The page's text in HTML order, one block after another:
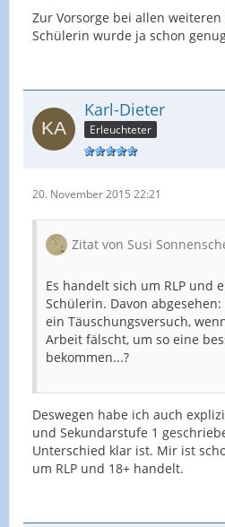
Zur Vorsorge bei allen
Schülerin wurde ja schon
Karl-Dieter
Erleuchteter
20. November 2015 22:21
Zitat von Susi
Es handelt sich um RLP und
Schülerin. Davon
ein Täuschungsversuch,
Arbeit fälscht, um so eine
bekommen...?
Deswegen habe ich auch
und Sekundarstufe 1
Unterschied klar ist. Mir ist
um RLP und 18+ handelt.